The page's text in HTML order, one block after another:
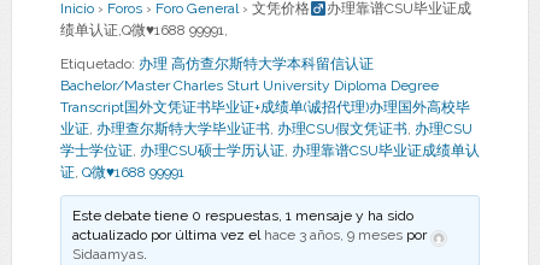
Inicio › Foros › Foro General › 文凭价格
办理靠谱CSU毕业证成
绩单认证,Q微♥1688 99991,
Etiquetado: 办理 高仿查尔斯特大学本科留信认证
Bachelor/Master Charles Sturt University Diploma Degree
Transcript国外文凭证书毕业证+成绩单(诚招代理)办理国外高校毕
业证, 办理查尔斯特大学毕业证书, 办理CSU假文凭证书, 办理CSU
学士学位证, 办理CSU硕士学历认证, 办理靠谱CSU毕业证成绩单认
证, Q微♥1688 99991
Este debate tiene 0 respuestas, 1 mensaje y ha sido
actualizado por última vez el hace 3 años, 9 meses por
Sidaamyas.